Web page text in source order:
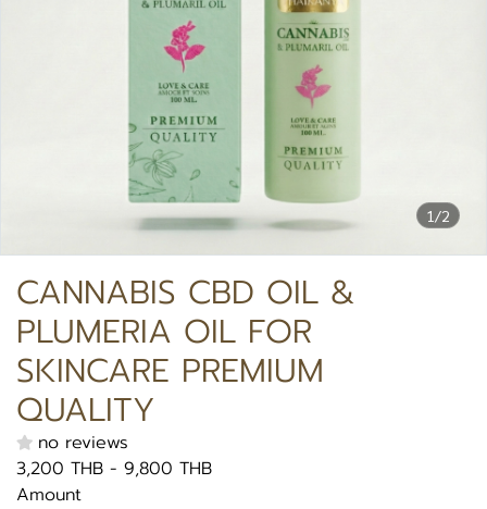
1/2
CANNABIS CBD OIL &
PLUMERIA OIL FOR
SKINCARE PREMIUM
QUALITY
no reviews
3,200 THB - 9,800 THB
Amount